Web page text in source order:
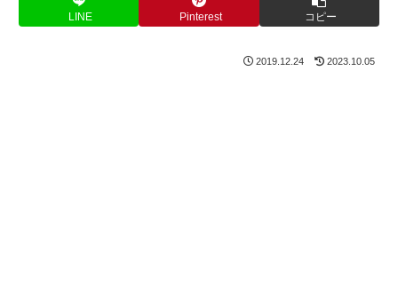
LINE Pinterest コピー
2019.12.24 2023.10.05